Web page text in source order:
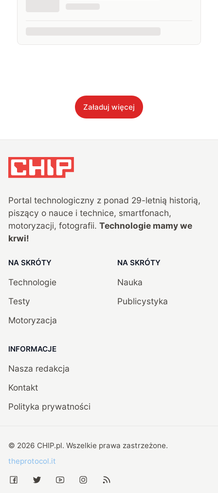
Załaduj więcej
Portal technologiczny z ponad 29-letnią historią,
piszący o nauce i technice, smartfonach,
motoryzacji, fotografii. Technologie mamy we
krwi!
NA SKRÓTY
Technologie
Testy
Motoryzacja
NA SKRÓTY
Nauka
Publicystyka
INFORMACJE
Nasza redakcja
Kontakt
Polityka prywatności
© 2026 CHIP.pl. Wszelkie prawa zastrzeżone.
theprotocol.it